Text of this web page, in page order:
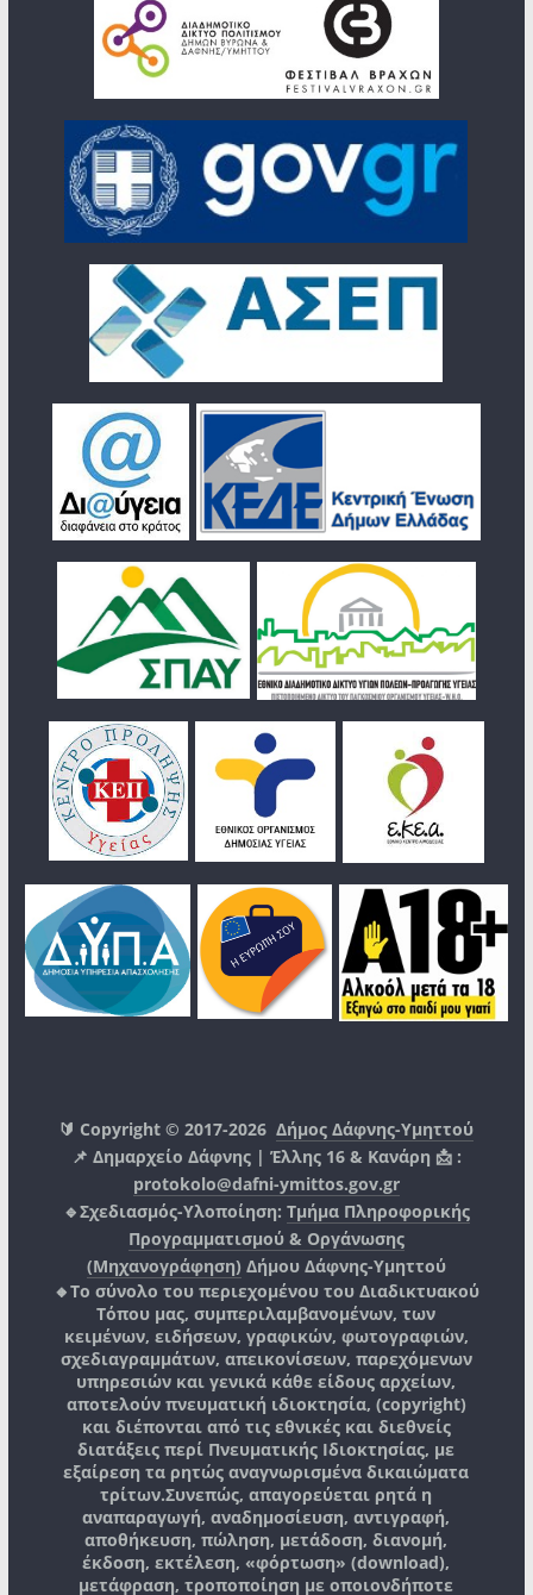
🔰 Copyright © 2017-2026Δήμος Δάφνης-Υμηττού
📌 Δημαρχείο Δάφνης | Έλλης 16 & Κανάρη 📩 :
protokolo@dafni-ymittos.gov.gr
🔹Σχεδιασμός-Υλοποίηση: Τμήμα Πληροφορικής
Προγραμματισμού & Οργάνωσης
(Μηχανογράφηση) Δήμου Δάφνης-Υμηττού
🔸Το σύνολο του περιεχομένου του Διαδικτυακού
Τόπου μας, συμπεριλαμβανομένων, των
κειμένων, ειδήσεων, γραφικών, φωτογραφιών,
σχεδιαγραμμάτων, απεικονίσεων, παρεχόμενων
υπηρεσιών και γενικά κάθε είδους αρχείων,
αποτελούν πνευματική ιδιοκτησία, (copyright)
και διέπονται από τις εθνικές και διεθνείς
διατάξεις περί Πνευματικής Ιδιοκτησίας, με
εξαίρεση τα ρητώς αναγνωρισμένα δικαιώματα
τρίτων.Συνεπώς, απαγορεύεται ρητά η
αναπαραγωγή, αναδημοσίευση, αντιγραφή,
αποθήκευση, πώληση, μετάδοση, διανομή,
έκδοση, εκτέλεση, «φόρτωση» (download),
μετάφραση, τροποποίηση με οποιονδήποτε